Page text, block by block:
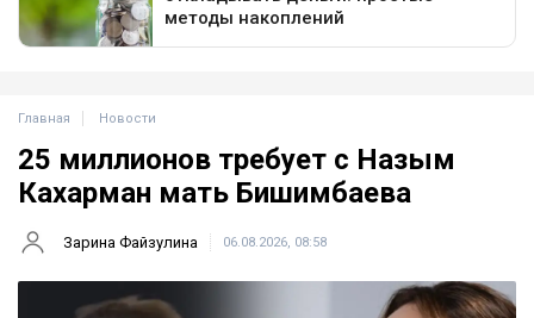
Главная Новости
25 миллионов требует с Назым
Кахарман мать Бишимбаева
Зарина Файзулина 06.08.2026, 08:58